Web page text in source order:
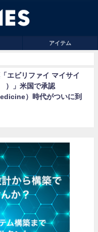
アイテム
エビリファイ マイサイ
）」米国で承認
）時代がついに到